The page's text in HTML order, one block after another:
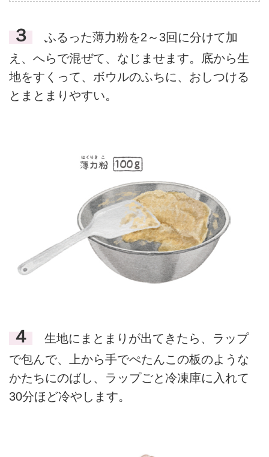
３
ふるった薄力粉を2～3回に分けて加
え、へらで混ぜて、なじませます。底から生
地をすくって、ボウルのふちに、おしつける
とまとまりやすい。
４
生地にまとまりが出てきたら、ラップ
で包んで、上から手でぺたんこの板のような
かたちにのばし、ラップごと冷凍庫に入れて
30分ほど冷やします。